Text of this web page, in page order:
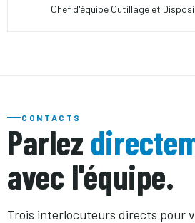
Chef d'équipe Outillage et
CONTACTS
Parlez
avec l'équipe.
Trois interlocuteurs directs pour